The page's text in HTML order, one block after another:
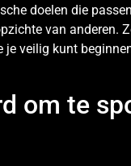
doelen die
van anderen.
veilig kunt
om te